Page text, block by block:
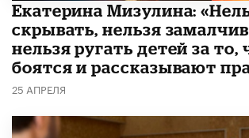
Екатерина Мизулина:
скрывать, нельзя
нельзя ругать детей за то,
боятся и рассказывают
25 АПРЕЛЯ